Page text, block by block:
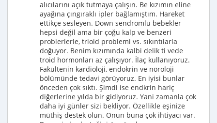
alıcılarını açık tutmaya çalışın. Be kızımın eline
ayağına çıngıraklı ipler bağlamıştım. Hareket
ettikçe sesleyen. Down sendromlu bebekler
hepsi değil ama bir çoğu kalp ve benzeri
problerlerle, trioid problemi vs. sıkıntılarla
doğuyor. Benim kızımında kalbi delik ti vede
troid hormonları az çalışıyor. İlaç kullanıyoruz.
Fakültenin kardioloji, endokrin ve nöroloji
bölümünde tedavi görüyoruz. En iyisi bunlar
önceden çok sıktı. Şimdi ise endkrin hariç
diğerlerine yılda bir gidiyoruz. Yani zamanla çok
daha iyi günler sizi bekliyor. Özellikle eşinize
müthiş destek olun. Onun buna çok ihtiyacı var.